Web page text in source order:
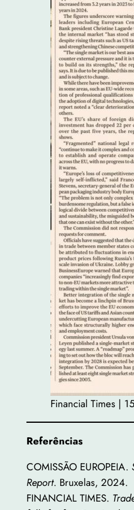
Financial Times |
Referências
COMISSÃO EUROPEIA.
Report. Bruxelas, 2024.
FINANCIAL TIMES.